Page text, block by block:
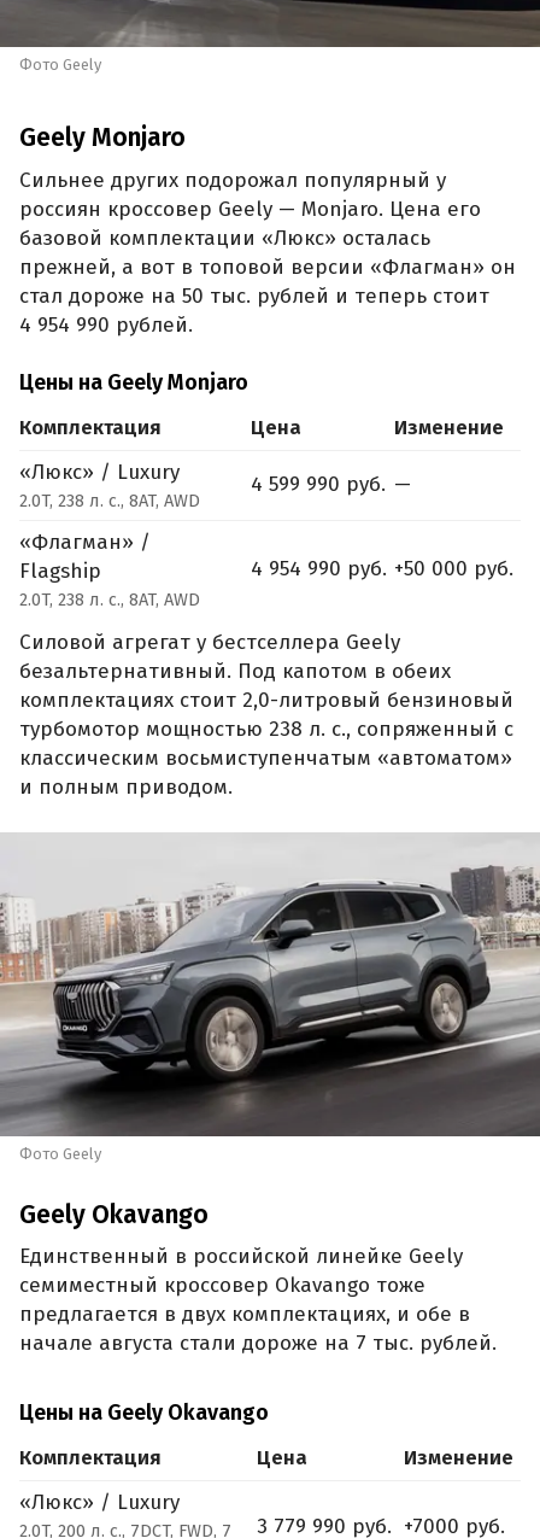
Фото Geely
Geely Monjaro
Сильнее других подорожал популярный у
россиян кроссовер Geely — Monjaro. Цена его
базовой комплектации «Люкс» осталась
прежней, а вот в топовой версии «Флагман» он
стал дороже на 50 тыс. рублей и теперь стоит
4 954 990 рублей.
Цены на Geely Monjaro
Комплектация Цена
Изменение
«Люкс» / Luxury
2.0T, 238 л. с., 8AT, AWD
4 599 990 руб. —
«Флагман» /
Flagship
2.0T, 238 л. с., 8AT, AWD
4 954 990 руб. +50 000 руб.
Силовой агрегат у бестселлера Geely
безальтернативный. Под капотом в обеих
комплектациях стоит 2,0-литровый бензиновый
турбомотор мощностью 238 л. с., сопряженный с
классическим восьмиступенчатым «автоматом»
и полным приводом.
Фото Geely
Geely Okavango
Единственный в российской линейке Geely
семиместный кроссовер Okavango тоже
предлагается в двух комплектациях, и обе в
начале августа стали дороже на 7 тыс. рублей.
Цены на Geely Okavango
Комплектация Цена
Изменение
«Люкс» / Luxury
2.0T, 200 л. с., 7DCT, FWD, 7 3 779 990 руб. +7000 руб.